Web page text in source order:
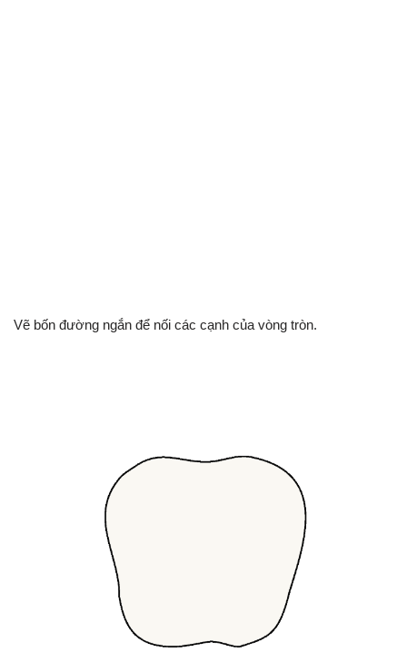
Vẽ bốn đường ngắn để nối các cạnh của vòng tròn.